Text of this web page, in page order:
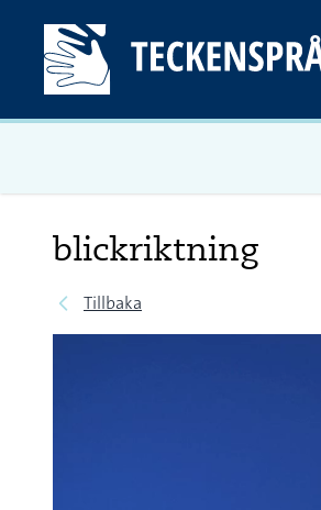
blickriktning
Tillbaka